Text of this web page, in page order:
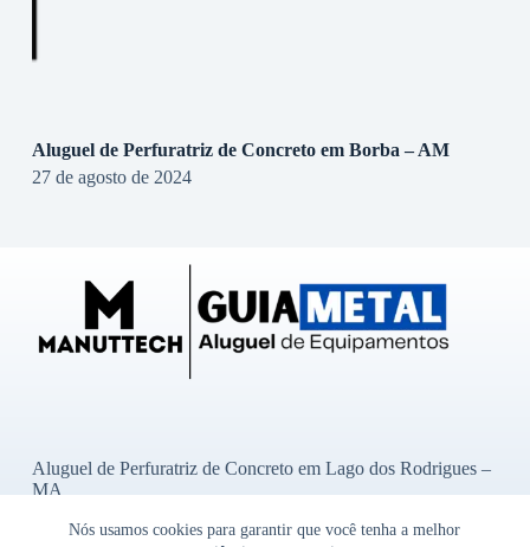
Nós usamos cookies para garantir que você tenha a melhor
Aluguel de Perfuratriz de Concreto em Borba – AM
27 de agosto de 2024
Aluguel de Perfuratriz de Concreto em Lago dos Rodrigues –
MA
Aluguel de Perfuratriz de Concreto em Bady Bassitt – SP